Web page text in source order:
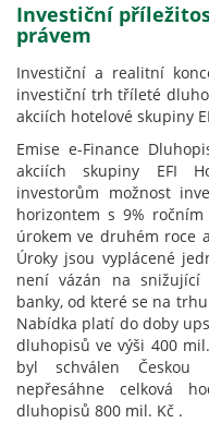
Investiční
právem
Investiční a realitní
investiční trh tříleté
akciích hotelové skupiny
Emise e-Finance
akciích skupiny EFI
investorům možnost
horizontem s 9%
úrokem ve druhém roce
Úroky jsou vyplácené
není vázán na snižující
banky, od které se na
Nabídka platí do doby
dluhopisů ve výši 400
byl schválen Českou
nepřesáhne celková
dluhopisů 800 mil. Kč .